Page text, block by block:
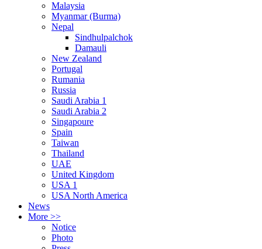
Malaysia
Myanmar (Burma)
Nepal
Sindhulpalchok
Damauli
New Zealand
Portugal
Rumania
Russia
Saudi Arabia 1
Saudi Arabia 2
Singapoure
Spain
Taiwan
Thailand
UAE
United Kingdom
USA 1
USA North America
News
More >>
Notice
Photo